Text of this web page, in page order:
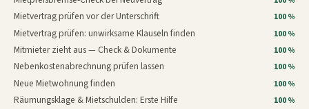
Mietvertrag prüfen vor der Unterschrift 100 %
Mietvertrag prüfen: unwirksame Klauseln finden 100 %
Mitmieter zieht aus — Check & Dokumente 100 %
Nebenkostenabrechnung prüfen lassen 100 %
Neue Mietwohnung finden 100 %
Räumungsklage & Mietschulden: Erste Hilfe 100 %